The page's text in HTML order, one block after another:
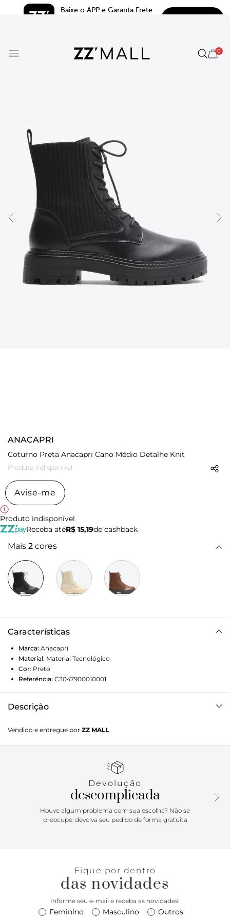
Baixe o APP e Garanta Frete
0
ANACAPRI
Coturno Preta Anacapri Cano Médio Detalhe Knit
Produto indisponível
Avise-me
Produto indisponível
Receba atéR$ 15,19de cashback
Mais 2 cores
Características
Marca: Anacapri
Material: Material Tecnológico
Cor: Preto
Referência: C3047900010001
Descrição
emborrachado levemente tratorado e bico redondo. Feito
em material similar ao couro, com atacadores da cor do
coturno vem com uma pegada super urbana graças ao
solado chunky e do detalhe de knit, garantia de muita
versatilidade e conforto. Perfeito para agregar um toque
despojado e fashionista nas suas montagens. Se jogue e
Vendido e entregue por ZZ MALL
Devolução
descomplicada
Houve algum problema com sua escolha? Não se
preocupe: devolva seu pedido de forma gratuita
Fique por dentro
das novidades
Informe seu e-mail e receba as novidades!
Feminino Masculino Outros